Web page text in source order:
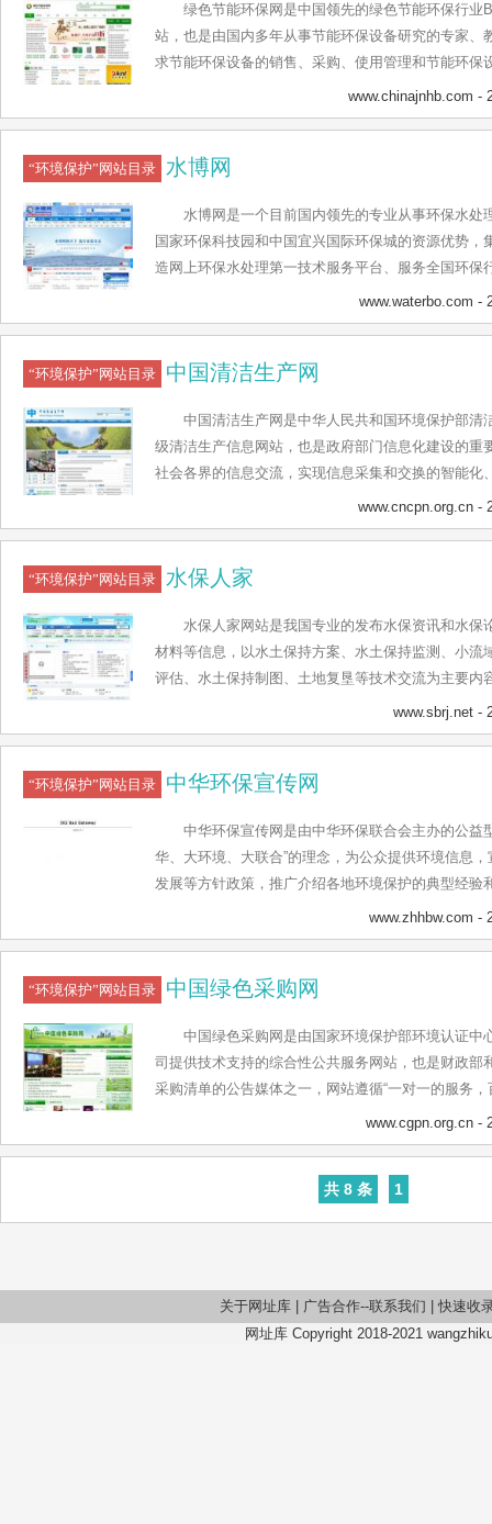
绿色节能环保网是中国领先的绿色节能环保行业
站，也是由国内多年从事节能环保设备研究的专家、
求节能环保设备的销售、采购、使用管理和节能环保
通过对专业信息的搜集整理，存储和反馈，为整个
源，使您的决策更合理，更科学，为您的产品提供更
组成，以信息+专业知识为服务理念和增值服务模式
是专业人士、市场营销者和管理决策者优选的基础信
www.chinajnhb.com -
“环境保护”网站目录 水博网
水博网是一个目前国内领先的专业从事环保水处
国家环保科技园和中国宜兴国际环保城的资源优势，
造网上环保水处理第一技术服务平台、服务全国环保
个人会员、产品展示、企业库等各个方面来提供给
通的平台。水博网作为行业唯一公司化运营的环保水
案、工艺流程、配套的图纸、施工组织设计、现场施
先的贸易电子交易平台，国内领先的环保优质品牌
最多的第三方网上支付平台，国内领先的全面的产品
www.waterbo.com -
“环境保护”网站目录 中国清洁生产网
中国清洁生产网是中华人民共和国环境保护部清
级清洁生产信息网站，也是政府部门信息化建设的重
社会各界的信息交流，实现信息采集和交换的智能化
能，推进政务办公自动化、管理决策科学化，提高
民；更好地开发和利用信息资源，把政府有关部门掌
们、项目成果、新闻中心、前沿地带、政策法规、通
产和产业结构调整政策、发布先进适用技术。同时
公众的意见和建议，促进政府部门与社会各界的有效
www.cncpn.org.cn -
“环境保护”网站目录 水保人家
水保人家网站是我国专业的发布水保资讯和水保
材料等信息，以水土保持方案、水土保持监测、小流
评估、水土保持制图、土地复垦等技术交流为主要内
设置有文档文库、论坛、法规、招聘、订阅、人才
保持专业最优秀的网络交流平台，成为水保人的网上
www.sbrj.net -
“环境保护”网站目录 中华环保宣传网
中华环保宣传网是由中华环保联合会主办的公益
华、大环境、大联合”的理念，为公众提供环境信息
发展等方针政策，推广介绍各地环境保护的典型经验
量，共同参与和关爱环保工作，协助和配合政府实
宣传，提高公众环保意识，推动中国环境保护事业发
说天下、案件追踪、低碳校园、论坛展览、专家行、
广提供宣传服务，全方位、多角度提供环境科技和环
www.zhhbw.com -
“环境保护”网站目录 中国绿色采购网
中国绿色采购网是由国家环境保护部环境认证中
司提供技术支持的综合性公共服务网站，也是财政部
采购清单的公告媒体之一，网站遵循“一对一的服务
于中国绿色采购事业的研究和服务工作，致力于推
绿色采购的实施。中国绿色采购网肩负着为落实科学
成为全球领先的绿色采购服务机构。
www.cgpn.org.cn -
共 8 条 1
关于网址库 广告合作--联系我们
快速收
网址库 Copyright 2018-2021